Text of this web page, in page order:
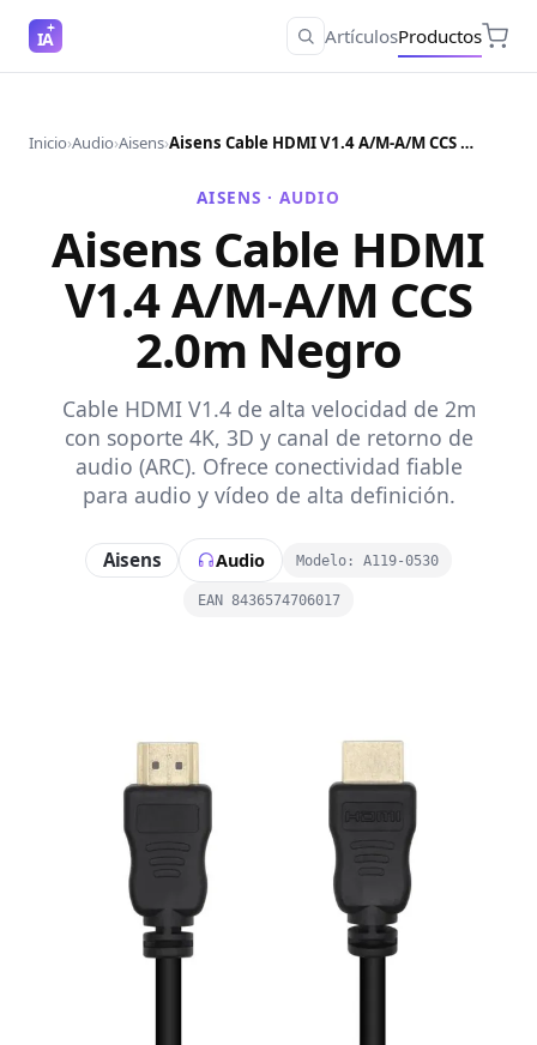
IA ArtículosProductos
Inicio›Audio›Aisens› Aisens Cable HDMI V1.4 A/M-A/M CCS 2.0m Negro
AISENS ·AUDIO
Aisens Cable HDMI
V1.4 A/M-A/M CCS
2.0m Negro
Cable HDMI V1.4 de alta velocidad de 2m
con soporte 4K, 3D y canal de retorno de
audio (ARC). Ofrece conectividad fiable
para audio y vídeo de alta definición.
Aisens Audio Modelo: A119-0530
EAN 8436574706017